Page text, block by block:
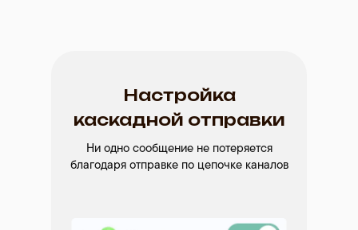
Настройка
каскадной отправки
Ни одно сообщение не потеряется
благодаря отправке по цепочке каналов